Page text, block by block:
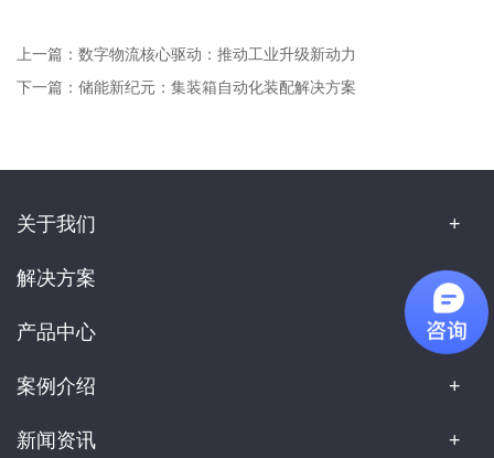
上一篇： 数字物流核心驱动：推动工业升级新动力
下一篇： 储能新纪元：集装箱自动化装配解决方案
关于我们
解决方案
产品中心
案例介绍
新闻资讯